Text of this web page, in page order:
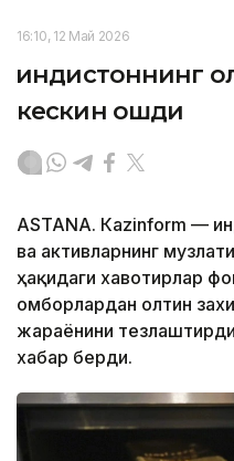
16:10, 12 Май 2026
Ҳиндистоннинг
кескин ошди
ASTANА. Кazinform —
ва активларнинг
ҳақидаги хавотирлар
омборлардан олтин
жараёнини
хабар берди.